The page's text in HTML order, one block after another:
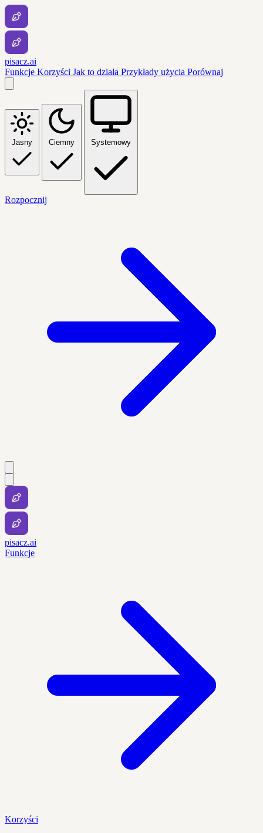
pisacz.ai
Funkcje Korzyści Jak to działa Przykłady użycia Porównaj
Jasny Ciemny Systemowy
Rozpocznij
pisacz.ai
Funkcje
Korzyści